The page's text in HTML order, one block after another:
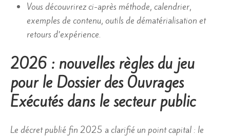
Vous découvrirez ci-après méthode, calendrier,
exemples de contenu, outils de dématérialisation et
retours d’expérience.
2026 : nouvelles règles du jeu
pour le Dossier des Ouvrages
Exécutés dans le secteur public
Le décret publié fin 2025 a clarifié un point capital : le